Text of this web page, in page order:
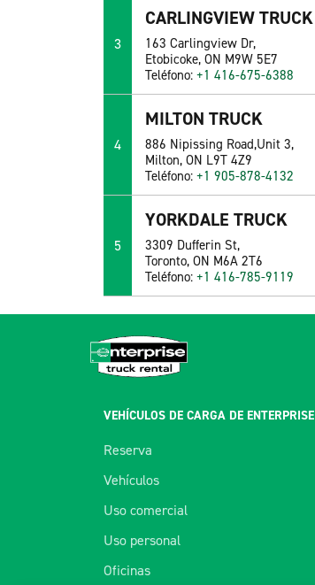
3
CARLINGVIEW TRUCK
163 Carlingview Dr,
Etobicoke, ON M9W 5E7
Teléfono:+1 416-675-6388
4
MILTON TRUCK
886 Nipissing Road,Unit 3,
Milton, ON L9T 4Z9
Teléfono:+1 905-878-4132
5
YORKDALE TRUCK
3309 Dufferin St,
Toronto, ON M6A 2T6
Teléfono:+1 416-785-9119
VEHÍCULOS DE CARGA DE ENTERPRISE
Reserva
Vehículos
Uso comercial
Uso personal
Oficinas